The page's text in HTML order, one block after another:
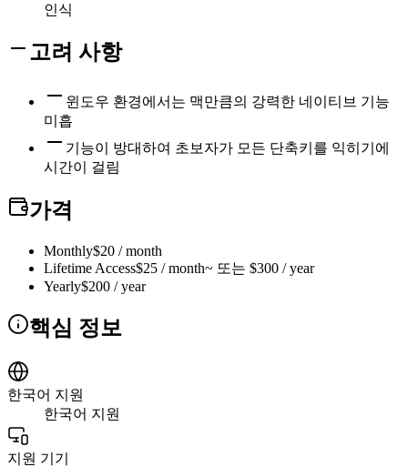
인식
고려 사항
윈도우 환경에서는 맥만큼의 강력한 네이티브 기능
미흡
기능이 방대하여 초보자가 모든 단축키를 익히기에
시간이 걸림
가격
Monthly$20 / month
Lifetime Access$25 / month~ 또는 $300 / year
Yearly$200 / year
핵심 정보
한국어 지원
한국어 지원
지원 기기